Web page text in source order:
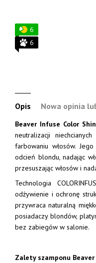
6
6
Opis Nowa opinia
Beaver Infuse Color
neutralizacji
farbowaniu włosów.
odcień blondu, nadając
przesuszając włosów i
Technologia
odżywienie i ochronę
przywraca naturalną
posiadaczy blondów,
bez zabiegów w salonie.
Zalety szamponu